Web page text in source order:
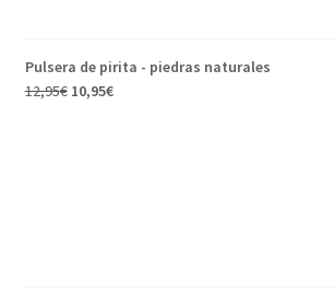
Pulsera de pirita - piedras naturales
12,95€ 10,95€